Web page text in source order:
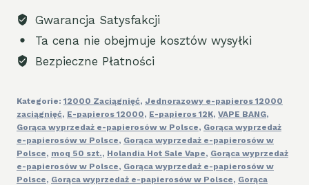
Price
Discount
Vapes
quantity
Gwarancja Satysfakcji
Ta cena nie obejmuje kosztów wysyłki
Bezpieczne Płatności
Kategorie: 12000 Zaciągnięć, Jednorazowy e-papieros 12000
zaciągnięć, E-papieros 12000, E-papieros 12K, VAPE BANG,
Gorąca wyprzedaż e-papierosów w Polsce, Gorąca wyprzedaż
e-papierosów w Polsce, Gorąca wyprzedaż e-papierosów w
Polsce, moq 50 szt., Holandia Hot Sale Vape, Gorąca wyprzedaż
e-papierosów w Polsce, Gorąca wyprzedaż e-papierosów w
Polsce, Gorąca wyprzedaż e-papierosów w Polsce, Gorąca